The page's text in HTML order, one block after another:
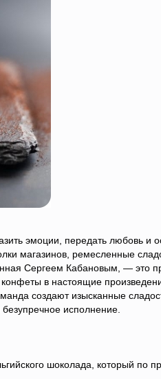
эмоции, передать любовь и
магазинов, ремесленные
Сергеем Кабановым, — это
в настоящие
создают изысканные
исполнение.
шоколада, который по